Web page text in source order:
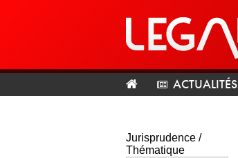
ACTUALITÉS
Jurisprudence /
Thématique